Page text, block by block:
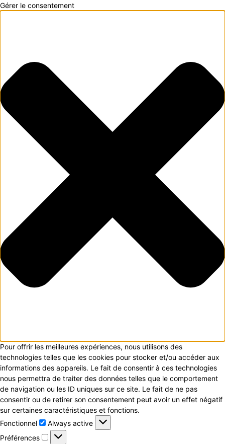
Gérer le consentement
Pour offrir les meilleures expériences, nous utilisons des
technologies telles que les cookies pour stocker et/ou accéder aux
informations des appareils. Le fait de consentir à ces technologies
nous permettra de traiter des données telles que le comportement
de navigation ou les ID uniques sur ce site. Le fait de ne pas
consentir ou de retirer son consentement peut avoir un effet négatif
sur certaines caractéristiques et fonctions.
Fonctionnel
Fonctionnel
Always active
Préférences
Préférences